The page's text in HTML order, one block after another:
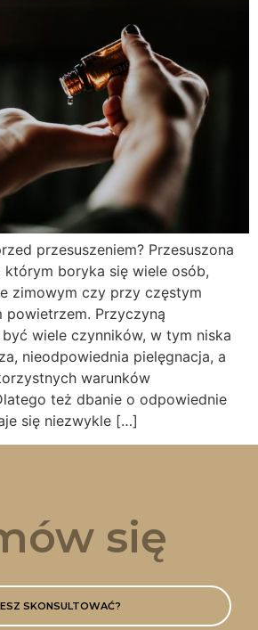
przesuszeniem? Przesuszona
boryka się wiele osób,
zimowym czy przy częstym
powietrzem. Przyczyną
wiele czynników, w tym niska
nieodpowiednia pielęgnacja, a
warunków
też dbanie o odpowiednie
się niezwykle […]
się